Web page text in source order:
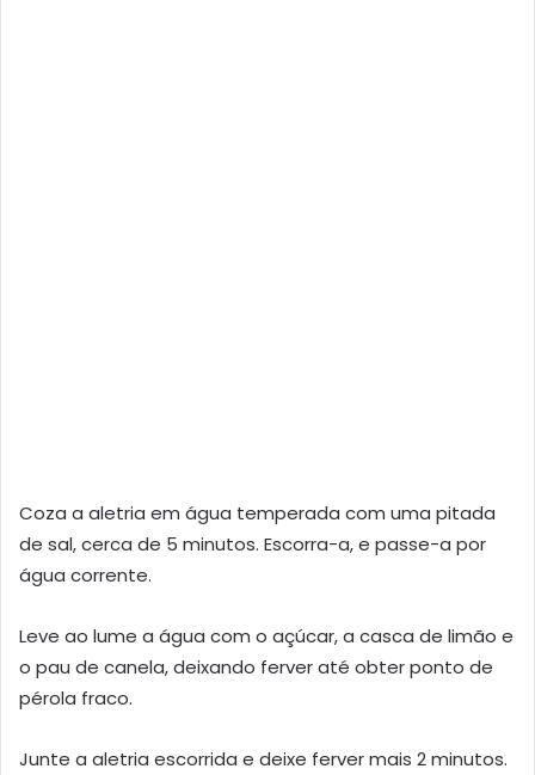
Coza a aletria em água temperada com uma pitada
de sal, cerca de 5 minutos. Escorra-a, e passe-a por
água corrente.
Leve ao lume a água com o açúcar, a casca de limão e
o pau de canela, deixando ferver até obter ponto de
pérola fraco.
Junte a aletria escorrida e deixe ferver mais 2 minutos.